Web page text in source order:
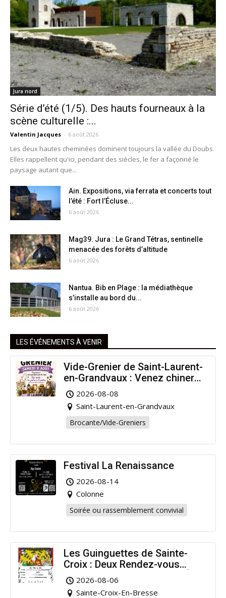
Jura nord
Série d’été (1/5). Des hauts fourneaux à la
scène culturelle :...
Valentin Jacques - 6 août 2026
Les deux hautes cheminées dominent toujours la vallée du Doubs.
Elles rappellent qu'ici, pendant des siècles, le fer a façonné le
paysage autant que...
Ain. Expositions, via ferrata et concerts tout
l’été : Fort l’Écluse...
6 août 2026
Mag39. Jura : Le Grand Tétras, sentinelle
menacée des forêts d’altitude
6 août 2026
Nantua. Bib en Plage : la médiathèque
s’installe au bord du...
6 août 2026
LES ÉVÉNEMENTS À VENIR
Vide-Grenier de Saint-Laurent-
en-Grandvaux : Venez chiner
pour la bonne cause !
2026-08-08
Saint-Laurent-en-Grandvaux
Brocante/Vide-Greniers
Festival La Renaissance
2026-08-14
Colonne
Soirée ou rassemblement convivial
Les Guinguettes de Sainte-
Croix : Deux Rendez-vous
Dansants pour Prolonger l’Été
!
2026-08-06
Sainte-Croix-En-Bresse